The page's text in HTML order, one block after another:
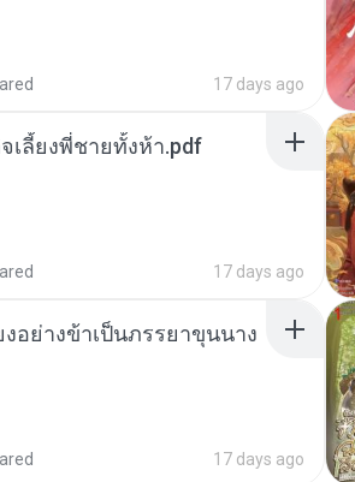
17 days ago
ลี้ยงพี่ชายทั้งห้า.pdf
17 days ago
อย่างข้าเป็นภรรยาขุนนาง
17 days ago